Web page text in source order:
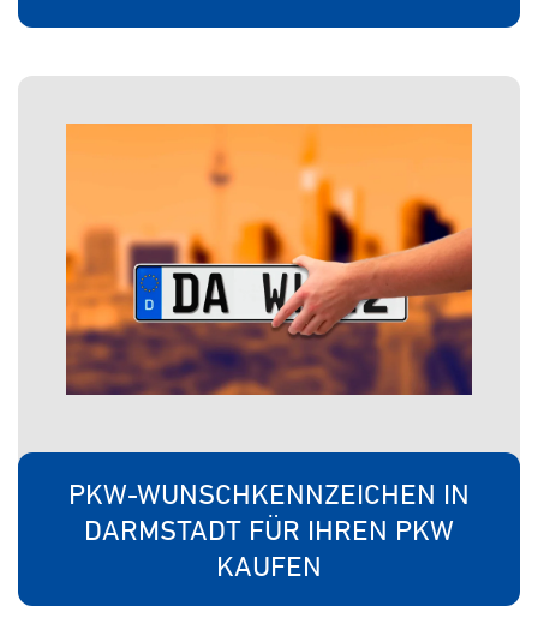
PKW-WUNSCHKENNZEICHEN IN
DARMSTADT FÜR IHREN PKW
KAUFEN